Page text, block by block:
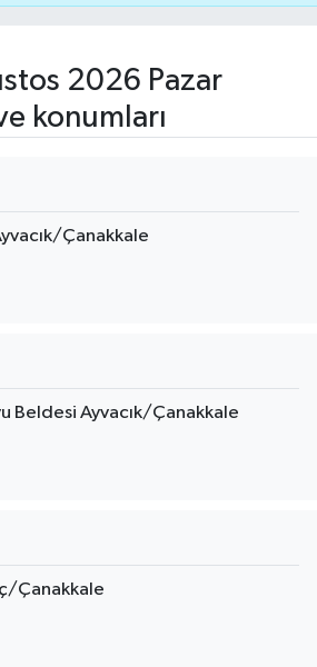
2026 Pazar
konumları
Çanakkale
Beldesi Ayvacık/Çanakkale
Çanakkale